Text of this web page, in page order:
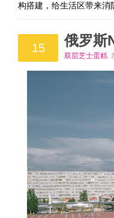
构搭建，给生活区带来
15 俄罗斯
双层芝士蛋糕